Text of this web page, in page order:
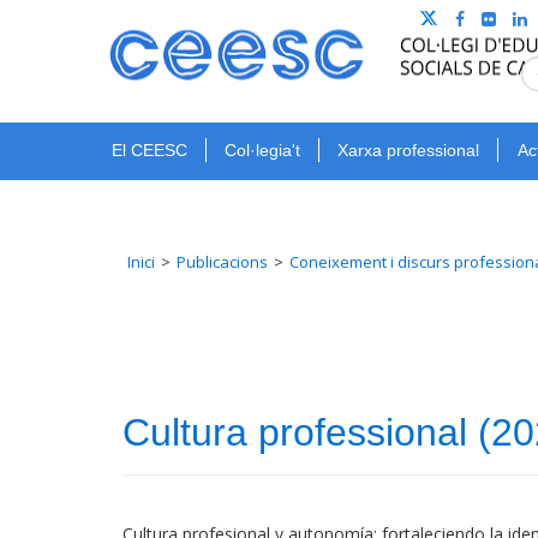
El CEESC Col·legia't Xarxa professional
Inici Publicacions Coneixement i discurs
Cultura professional